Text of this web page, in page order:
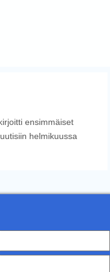
ensimmäiset
helmikuussa